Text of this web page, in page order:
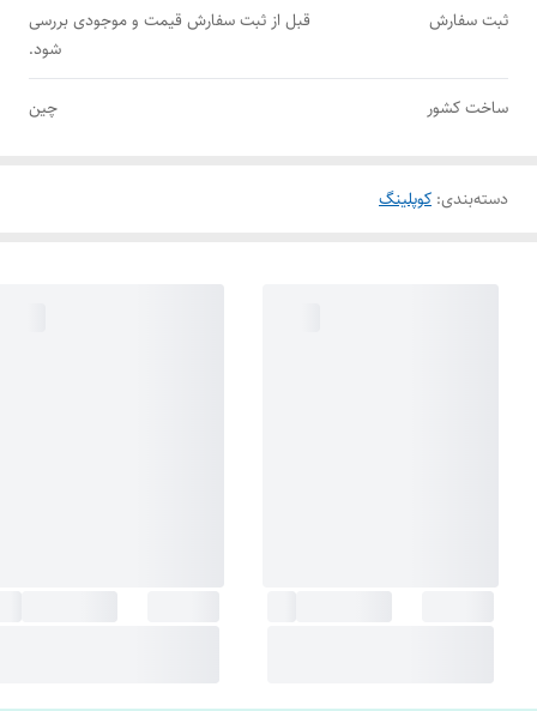
ثبت سفارش
قبل از ثبت سفارش قیمت و موجودی بررسی
شود.
ساخت کشور چین
دسته‌بندی: کوپلینگ